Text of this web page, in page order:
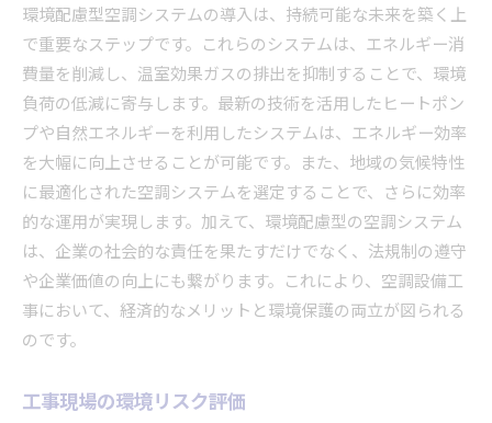
計画段階での重要チェックポイント
設計段階での留意点と改善策
施工段階での効率化対策
試運転時の重要検証項目
完了後のフォローアップ手順
各段階での問題予測と解決法
地域ニーズを反映した空調設備工事のアプローチ法
地域住民との連携によるプロジェクト推進
地域特化型サービスの開発と実施
市場調査に基づく戦略的提案
環境配慮型空調システムの導入は、持続可能な未来を築く上
で重要なステップです。これらのシステムは、エネルギー消
費量を削減し、温室効果ガスの排出を抑制することで、環境
負荷の低減に寄与します。最新の技術を活用したヒートポン
プや自然エネルギーを利用したシステムは、エネルギー効率
を大幅に向上させることが可能です。また、地域の気候特性
に最適化された空調システムを選定することで、さらに効率
的な運用が実現します。加えて、環境配慮型の空調システム
は、企業の社会的な責任を果たすだけでなく、法規制の遵守
や企業価値の向上にも繋がります。これにより、空調設備工
事において、経済的なメリットと環境保護の両立が図られる
のです。
工事現場の環境リスク評価